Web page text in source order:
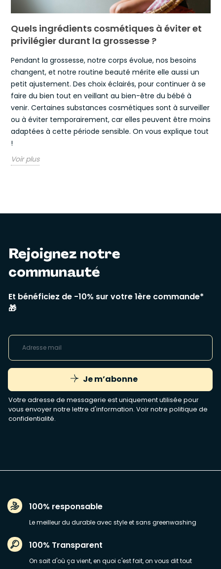
Quels ingrédients cosmétiques à éviter et
privilégier durant la grossesse ?
Pendant la grossesse, notre corps évolue, nos besoins
changent, et notre routine beauté mérite elle aussi un
petit ajustement. Des choix éclairés, pour continuer à se
faire du bien tout en veillant au bien-être du bébé à
venir. Certaines substances cosmétiques sont à surveiller
ou à éviter temporairement, car elles peuvent être moins
adaptées à cette période sensible. On vous explique tout
!
Voir plus
Rejoignez notre
communauté
Et bénéficiez de -10% sur votre 1ère commande*
🎁
Je m’abonne
Votre adresse de messagerie est uniquement utilisée pour
vous envoyer notre lettre d'information. Voir notre politique de
confidentialité.
100% responsable
Le meilleur du durable avec style et sans greenwashing
100% Transparent
On sait d'où ça vient, en quoi c'est fait, on vous dit tout